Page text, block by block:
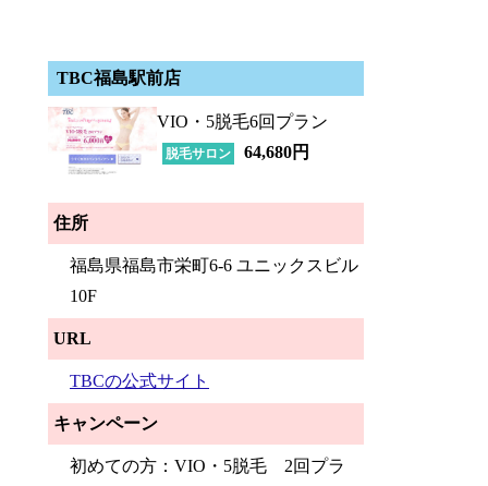
TBC福島駅前店
VIO・5脱毛6回プラン
脱毛サロン 64,680円
住所
福島県福島市栄町6-6 ユニックスビル
10F
URL
TBCの公式サイト
キャンペーン
初めての方：VIO・5脱毛 2回プラ